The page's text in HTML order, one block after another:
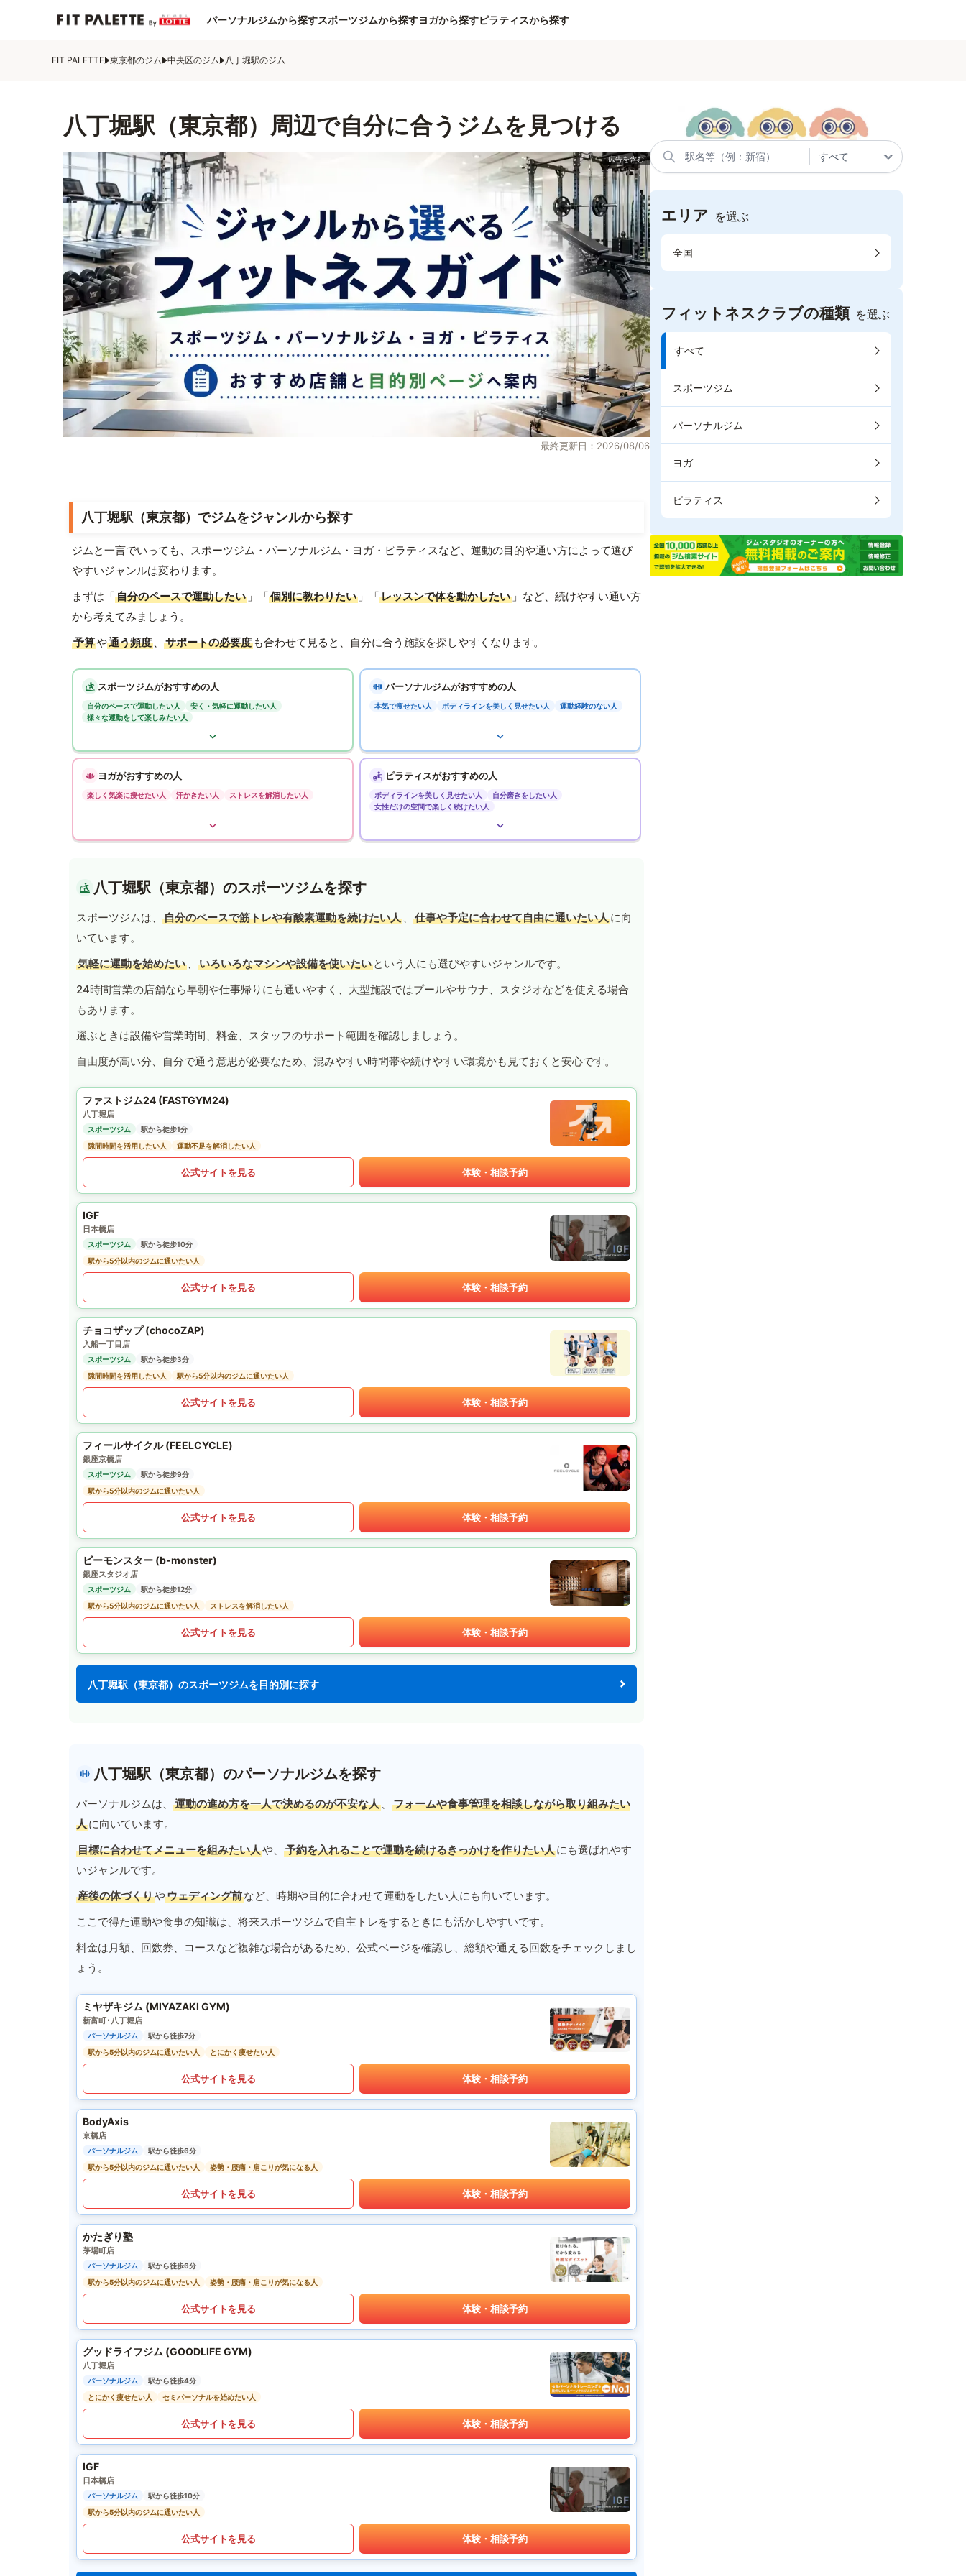
パーソナルジムから探すスポーツジムから探すヨガから探すピラティスから探す
FIT PALETTE 東京都のジム 中央区のジム 八丁堀駅のジム
八丁堀駅（東京都）周辺で自分に合うジムを見つける
最終更新日：2026/08/06
八丁堀駅（東京都）でジムをジャンルから探す
ジムと一言でいっても、スポーツジム・パーソナルジム・ヨガ・ピラティスなど、運動の目的や通い方によって選び
やすいジャンルは変わります。
まずは「自分のペースで運動したい 」「個別に教わりたい 」「レッスンで体を動かしたい 」など、続けやすい通い方
から考えてみましょう。
予算や通う頻度 、 サポートの必要度 も合わせて見ると、自分に合う施設を探しやすくなります。
スポーツジムがおすすめの人
自分のペースで運動したい人
安く・気軽に運動したい人
様々な運動をして楽しみたい人
パーソナルジムがおすすめの人
本気で痩せたい人 ボディラインを美しく見せたい人 運動経験のない人
ヨガがおすすめの人
楽しく気楽に痩せたい人 汗かきたい人 ストレスを解消したい人
ピラティスがおすすめの人
ボディラインを美しく見せたい人
自分磨きをしたい人
女性だけの空間で楽しく続けたい人
八丁堀駅（東京都）のスポーツジムを探す
スポーツジムは、 自分のペースで筋トレや有酸素運動を続けたい人 、 仕事や予定に合わせて自由に通いたい人に向
いています。
気軽に運動を始めたい 、 いろいろなマシンや設備を使いたい という人にも選びやすいジャンルです。
24時間営業の店舗なら早朝や仕事帰りにも通いやすく、大型施設ではプールやサウナ、スタジオなどを使える場合
もあります。
選ぶときは設備や営業時間、料金、スタッフのサポート範囲を確認しましょう。
自由度が高い分、自分で通う意思が必要なため、混みやすい時間帯や続けやすい環境かも見ておくと安心です。
ファストジム24 (FASTGYM24)
八丁堀店
スポーツジム
駅から徒歩1分
隙間時間を活用したい人
運動不足を解消したい人
公式サイトを見る 体験・相談予約
IGF
日本橋店
スポーツジム
駅から徒歩10分
駅から5分以内のジムに通いたい人
公式サイトを見る 体験・相談予約
チョコザップ (chocoZAP)
入船一丁目店
スポーツジム
駅から徒歩3分
隙間時間を活用したい人
駅から5分以内のジムに通いたい人
公式サイトを見る 体験・相談予約
フィールサイクル (FEELCYCLE)
銀座京橋店
スポーツジム
駅から徒歩9分
駅から5分以内のジムに通いたい人
公式サイトを見る 体験・相談予約
ビーモンスター (b-monster)
銀座スタジオ店
スポーツジム
駅から徒歩12分
駅から5分以内のジムに通いたい人
ストレスを解消したい人
公式サイトを見る 体験・相談予約
八丁堀駅（東京都）のスポーツジムを目的別に探す
八丁堀駅（東京都）のパーソナルジムを探す
パーソナルジムは、 運動の進め方を一人で決めるのが不安な人 、
フォームや食事管理を相談しながら取り組みたい
人に向いています。
目標に合わせてメニューを組みたい人や、 予約を入れることで運動を続けるきっかけを作りたい人にも選ばれやす
いジャンルです。
産後の体づくりやウェディング前など、時期や目的に合わせて運動をしたい人にも向いています。
ここで得た運動や食事の知識は、将来スポーツジムで自主トレをするときにも活かしやすいです。
料金は月額、回数券、コースなど複雑な場合があるため、公式ページを確認し、総額や通える回数をチェックしまし
ょう。
ミヤザキジム (MIYAZAKI GYM)
新富町･八丁堀店
パーソナルジム
駅から徒歩7分
駅から5分以内のジムに通いたい人
とにかく痩せたい人
公式サイトを見る 体験・相談予約
BodyAxis
京橋店
パーソナルジム
駅から徒歩6分
駅から5分以内のジムに通いたい人
姿勢・腰痛・肩こりが気になる人
公式サイトを見る 体験・相談予約
かたぎり塾
茅場町店
パーソナルジム
駅から徒歩6分
駅から5分以内のジムに通いたい人
姿勢・腰痛・肩こりが気になる人
公式サイトを見る 体験・相談予約
グッドライフジム (GOODLIFE GYM)
八丁堀店
パーソナルジム
駅から徒歩4分
とにかく痩せたい人
セミパーソナルを始めたい人
公式サイトを見る 体験・相談予約
IGF
日本橋店
パーソナルジム
駅から徒歩10分
駅から5分以内のジムに通いたい人
公式サイトを見る 体験・相談予約
エリア を選ぶ
全国
フィットネスクラブの種類 を選ぶ
すべて
スポーツジム
パーソナルジム
ヨガ
ピラティス